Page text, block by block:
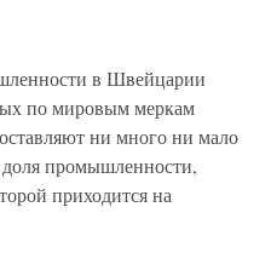
в Швейцарии
по мировым меркам
ни много ни мало
промышленности,
приходится на